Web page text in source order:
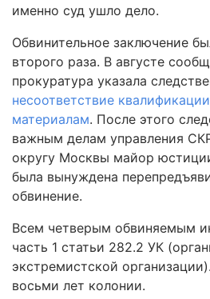
именно суд ушло дело.
Обвинительное заключение
второго раза. В августе
прокуратура указала
несоответствие
материалам. После этого
важным делам управления
округу Москвы майор
была вынуждена
обвинение.
Всем четверым обвиняемым
часть 1 статьи 282.2 УК
экстремистской
восьми лет колонии.